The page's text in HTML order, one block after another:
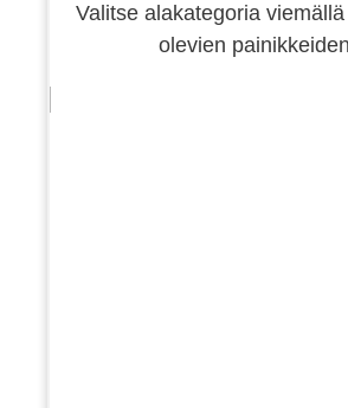
Valitse alakategoria
olevien